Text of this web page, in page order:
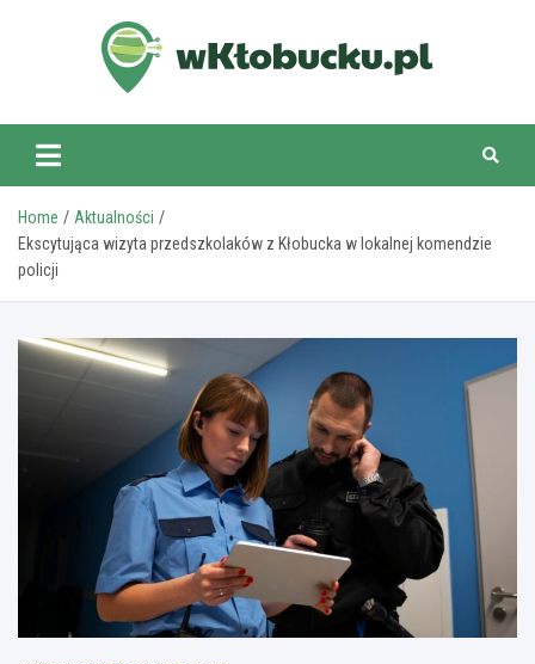
wKlobucku.pl
Home
Aktualności
Ekscytująca wizyta przedszkolaków z Kłobucka w lokalnej komendzie
policji